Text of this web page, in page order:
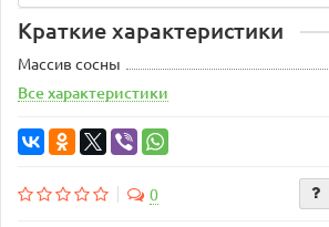
Краткие характеристики
Массив сосны
Все характеристики
0